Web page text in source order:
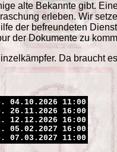
alte Bekannte gibt.
erleben. Wir
der befreundeten
der Dokumente zu
Da braucht
04.10.2026 11:00
26.11.2026 16:00
12.12.2026 16:00
05.02.2027 16:00
07.03.2027 11:00